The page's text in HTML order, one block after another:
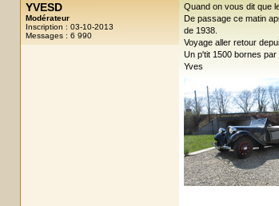
YVESD
Modérateur
Inscription : 03-10-2013
Messages : 6 990
Quand on vous dit que
De passage ce matin
de 1938.
Voyage aller retour
Un p'tit 1500 bornes
Yves